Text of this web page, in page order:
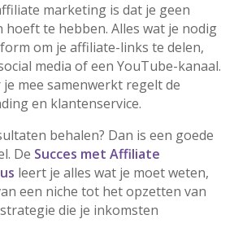
marketing is dat je geen
hoeft te hebben. Alles wat je nodig
om je affiliate-links te delen,
media of een YouTube-kanaal.
mee samenwerkt regelt de
en klantenservice.
behalen? Dan is een goede
De Succes met Affiliate
leert je alles wat je moet weten,
een niche tot het opzetten van
die je inkomsten